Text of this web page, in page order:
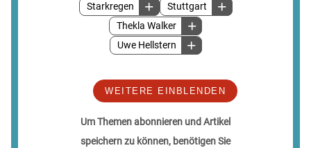
Starkregen
Stuttgart
Thekla Walker
Uwe Hellstern
WEITERE EINBLENDEN
Um Themen abonnieren und Artikel
speichern zu können, benötigen Sie